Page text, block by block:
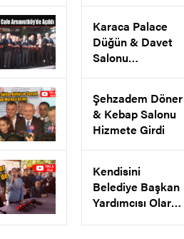
Karaca Palace
Düğün & Davet
Salonu
Şehzadem Döner
& Kebap Salonu
Hizmete Girdi
Kendisini
Belediye Başkan
Yardımcısı Olarak